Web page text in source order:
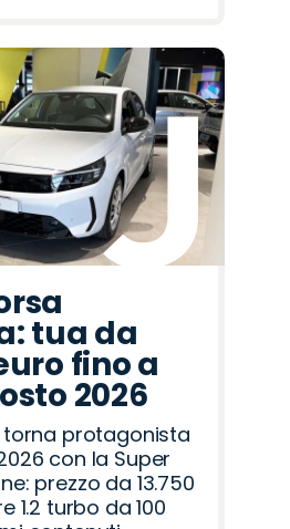
tua da
fino a
2026
torna protagonista
con la Super
prezzo da 13.750
1.2 turbo da 100